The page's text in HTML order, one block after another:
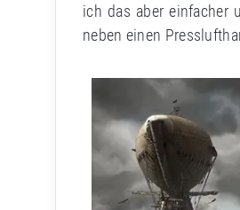
ich das aber einfacher
neben einen